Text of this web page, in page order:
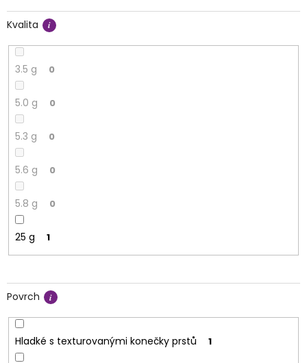
Kvalita
3.5 g 0
5.0 g 0
5.3 g 0
5.6 g 0
5.8 g 0
25 g 1
Povrch
Hladké s texturovanými konečky prstů 1